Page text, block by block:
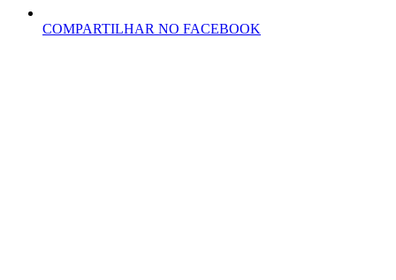
COMPARTILHAR NO FACEBOOK